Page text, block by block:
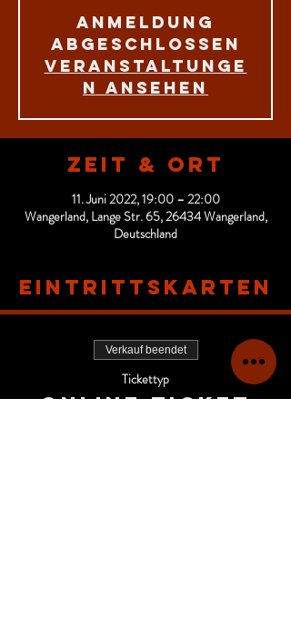
Anmeldung
abgeschlossen
Veranstaltunge
n ansehen
Zeit & Ort
11. Juni 2022, 19:00 – 22:00
Wangerland, Lange Str. 65, 26434 Wangerland,
Deutschland
Eintrittskarten
Verkauf beendet
Tickettyp
Online-Ticket